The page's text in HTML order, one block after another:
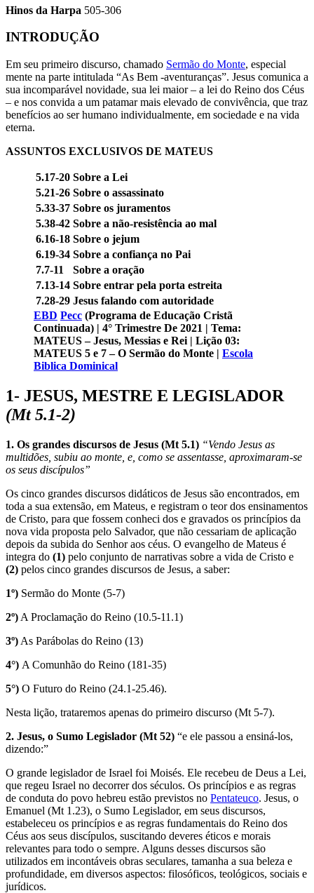
Hinos da Harpa 505-306
INTRODUÇÃO
Em seu primeiro discurso, chamado Sermão do Monte, especial
mente na parte intitulada “As Bem -aventuranças”. Jesus comunica a
sua incomparável novidade, sua lei maior – a lei do Reino dos Céus
– e nos convida a um patamar mais elevado de convivência, que traz
benefícios ao ser humano individualmente, em sociedade e na vida
eterna.
ASSUNTOS EXCLUSIVOS DE MATEUS
5.17-20 Sobre a Lei
5.21-26 Sobre o assassinato
5.33-37 Sobre os juramentos
5.38-42 Sobre a não-resistência ao mal
6.16-18 Sobre o jejum
6.19-34 Sobre a confiança no Pai
7.7-11
Sobre a oração
7.13-14 Sobre entrar pela porta estreita
7.28-29 Jesus falando com autoridade
EBD Pecc (Programa de Educação Cristã
Continuada) | 4° Trimestre De 2021 | Tema:
MATEUS – Jesus, Messias e Rei | Lição 03:
MATEUS 5 e 7 – O Sermão do Monte | Escola
Biblica Dominical
1- JESUS, MESTRE E LEGISLADOR
(Mt 5.1-2)
1. Os grandes discursos de Jesus (Mt 5.1) “Vendo Jesus as
multidões, subiu ao monte, e, como se assentasse, aproximaram-se
os seus discípulos”
Os cinco grandes discursos didáticos de Jesus são encontrados, em
toda a sua extensão, em Mateus, e registram o teor dos ensinamentos
de Cristo, para que fossem conheci dos e gravados os princípios da
nova vida proposta pelo Salvador, que não cessariam de aplicação
depois da subida do Senhor aos céus. O evangelho de Mateus é
integra do (1) pelo conjunto de narrativas sobre a vida de Cristo e
(2) pelos cinco grandes discursos de Jesus, a saber:
1º) Sermão do Monte (5-7)
2º) A Proclamação do Reino (10.5-11.1)
3º) As Parábolas do Reino (13)
4°) A Comunhão do Reino (181-35)
5°) O Futuro do Reino (24.1-25.46).
Nesta lição, trataremos apenas do primeiro discurso (Mt 5-7).
2. Jesus, o Sumo Legislador (Mt 52) “e ele passou a ensiná-los,
dizendo:”
O grande legislador de Israel foi Moisés. Ele recebeu de Deus a Lei,
que regeu Israel no decorrer dos séculos. Os princípios e as regras
de conduta do povo hebreu estão previstos no Pentateuco. Jesus, o
Emanuel (Mt 1.23), o Sumo Legislador, em seus discursos,
estabeleceu os princípios e as regras fundamentais do Reino dos
Céus aos seus discípulos, suscitando deveres éticos e morais
relevantes para todo o sempre. Alguns desses discursos são
utilizados em incontáveis obras seculares, tamanha a sua beleza e
profundidade, em diversos aspectos: filosóficos, teológicos, sociais e
jurídicos.